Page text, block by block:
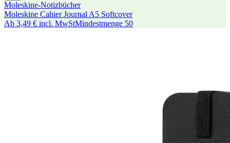
Moleskine-Notizbücher
Moleskine Cahier Journal A5 Softcover
Ab 3,49 € incl. MwStMindestmenge 50